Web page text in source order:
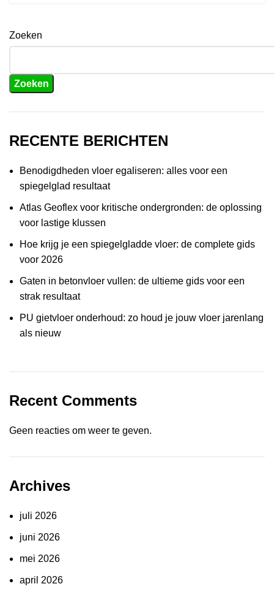
Zoeken
Zoeken
RECENTE BERICHTEN
Benodigdheden vloer egaliseren: alles voor een
spiegelglad resultaat
Atlas Geoflex voor kritische ondergronden: de oplossing
voor lastige klussen
Hoe krijg je een spiegelgladde vloer: de complete gids
voor 2026
Gaten in betonvloer vullen: de ultieme gids voor een
strak resultaat
PU gietvloer onderhoud: zo houd je jouw vloer jarenlang
als nieuw
Recent Comments
Geen reacties om weer te geven.
Archives
juli 2026
juni 2026
mei 2026
april 2026